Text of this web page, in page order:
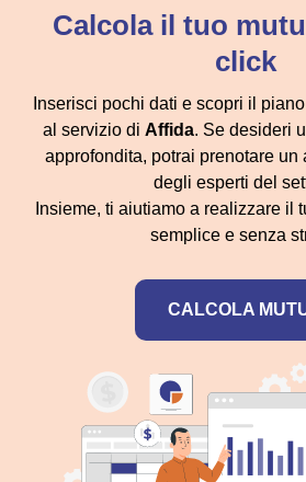
Inserisci pochi dati e scopri il
al servizio di Affida. Se desideri
approfondita, potrai prenotare un
degli esperti del
Insieme, ti aiutiamo a realizzare il
semplice e senza
CALCOLA
Calcola il tuo
click